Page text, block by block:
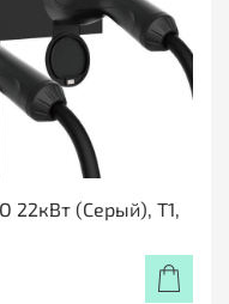
22кВт (Серый), T1,